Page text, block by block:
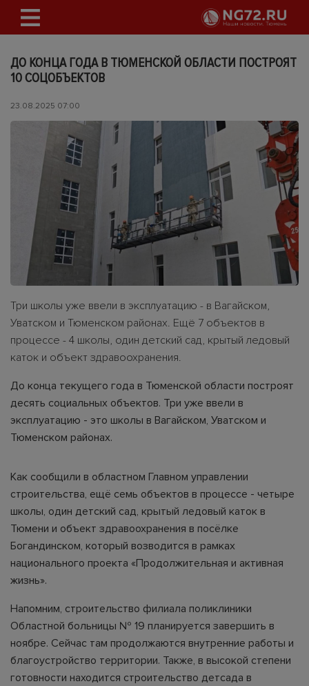
ДО КОНЦА ГОДА В ТЮМЕНСКОЙ ОБЛАСТИ ПОСТРОЯТ
10 СОЦОБЪЕКТОВ
23.08.2025 07:00
Три школы уже ввели в эксплуатацию - в Вагайском,
Уватском и Тюменском районах. Ещё 7 объектов в
процессе - 4 школы, один детский сад, крытый ледовый
каток и объект здравоохранения.
До конца текущего года в Тюменской области построят
десять социальных объектов. Три уже ввели в
эксплуатацию - это школы в Вагайском, Уватском и
Тюменском районах.
Как сообщили в областном Главном управлении
строительства, ещё семь объектов в процессе - четыре
школы, один детский сад, крытый ледовый каток в
Тюмени и объект здравоохранения в посёлке
Богандинском, который возводится в рамках
национального проекта «Продолжительная и активная
жизнь».
Напомним, строительство филиала поликлиники
Областной больницы № 19 планируется завершить в
ноябре. Сейчас там продолжаются внутренние работы и
благоустройство территории. Также, в высокой степени
готовности находится строительство детсада в